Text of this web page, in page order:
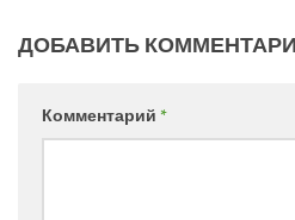
ДОБАВИТЬ
Комментарий *